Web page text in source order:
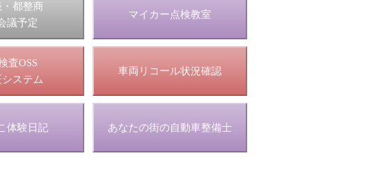
都整商
議予定
マイカー点検教室
査OSS
ステム
車両リコール状況確認
体験日記 あなたの街の自動車整備士